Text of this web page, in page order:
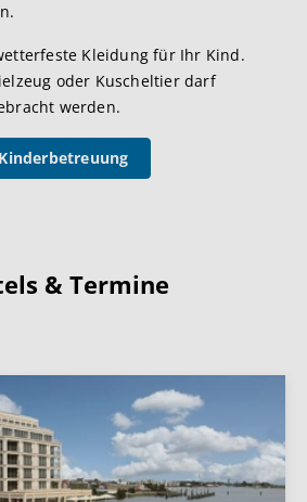
Kleidung für Ihr Kind.
oder Kuscheltier darf
werden.
& Termine